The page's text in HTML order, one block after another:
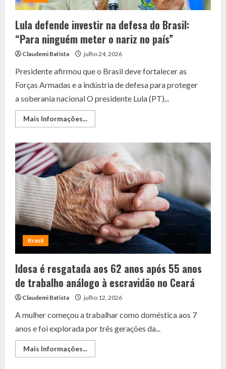
Lula defende investir na defesa do Brasil:
“Para ninguém meter o nariz no país”
Claudemi Batista julho 24, 2026
Presidente afirmou que o Brasil deve fortalecer as
Forças Armadas e a indústria de defesa para proteger
a soberania nacional O presidente Lula (PT)...
Mais Informações...
more
investir
na
defesa
do
Brasil:
“Para
ninguém
meter
o
nariz
no
país”
Brasil
Idosa é resgatada aos 62 anos após 55 anos
de trabalho análogo à escravidão no Ceará
Claudemi Batista julho 12, 2026
A mulher começou a trabalhar como doméstica aos 7
anos e foi explorada por três gerações da...
Mais Informações...
more